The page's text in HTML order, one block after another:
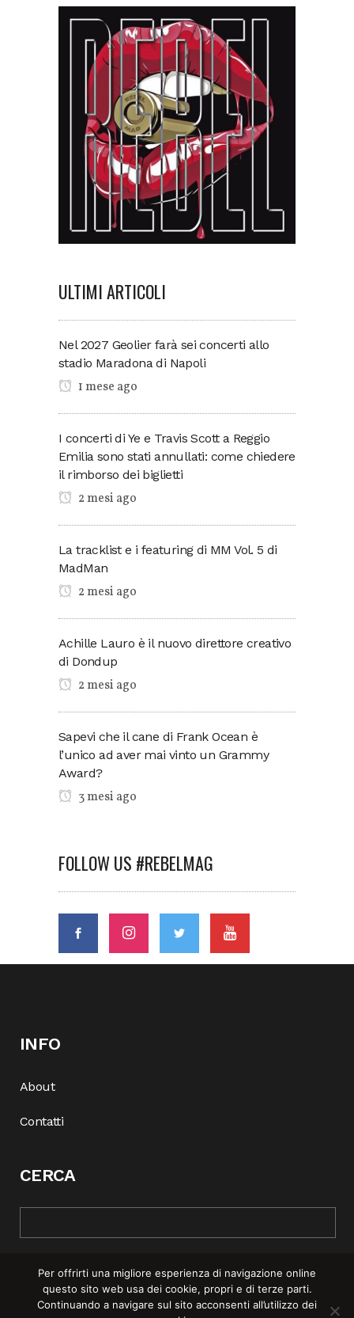
ULTIMI ARTICOLI
Nel 2027 Geolier farà sei concerti allo
stadio Maradona di Napoli
1 mese ago
I concerti di Ye e Travis Scott a Reggio
Emilia sono stati annullati: come chiedere
il rimborso dei biglietti
2 mesi ago
La tracklist e i featuring di MM Vol. 5 di
MadMan
2 mesi ago
Achille Lauro è il nuovo direttore creativo
di Dondup
2 mesi ago
Sapevi che il cane di Frank Ocean è
l’unico ad aver mai vinto un Grammy
Award?
3 mesi ago
FOLLOW US #REBELMAG
INFO
About
Contatti
CERCA
Per offrirti una migliore esperienza di navigazione online
questo sito web usa dei cookie, propri e di terze parti.
Continuando a navigare sul sito acconsenti all’utilizzo dei